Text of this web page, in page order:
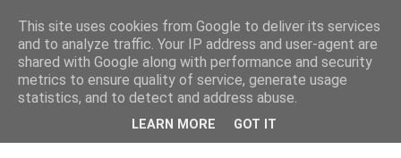
This site uses cookies from Google to deliver its services
and to analyze traffic. Your IP address and user-agent are
shared with Google along with performance and security
metrics to ensure quality of service, generate usage
statistics, and to detect and address abuse.
LEARN MORE GOT IT